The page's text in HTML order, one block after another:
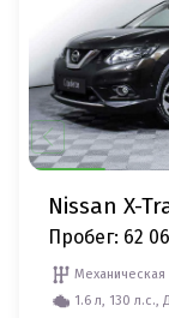
Nissan X-
Пробег: 62
Механическая
1.6 л, 130 л.с.,